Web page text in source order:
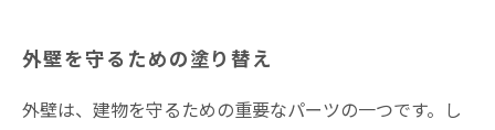
外壁を守るための塗り替え
外壁は、建物を守るための重要なパーツの一つです。し